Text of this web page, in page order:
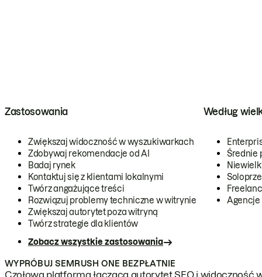
Zastosowania
Zwiększaj widoczność w wyszukiwarkach
Zdobywaj rekomendacje od AI
Badaj rynek
Kontaktuj się z klientami lokalnymi
Twórz angażujące treści
Rozwiązuj problemy techniczne w witrynie
Zwiększaj autorytet poza witryną
Twórz strategie dla klientów
Zobacz wszystkie zastosowania
Według
Średnie
Agencje
WYPRÓBUJ SEMRUSH ONE BEZPŁATNIE
Czołowa platforma łącząca autorytet SEO i widoczność